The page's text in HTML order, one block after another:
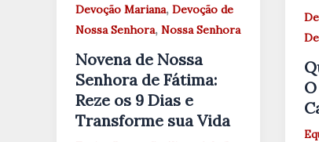
Devoção Mariana, Devoção de
Nossa Senhora, Nossa Senhora
Novena de Nossa
Senhora de Fátima:
Reze os 9 Dias e
Transforme sua Vida